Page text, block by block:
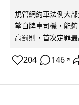
規管網約車法例大
望白牌車司機，能
高罰則，首次定罪
204 146 ↗